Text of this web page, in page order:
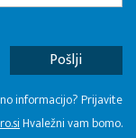
informacijo? Prijavite
Hvaležni vam bomo.